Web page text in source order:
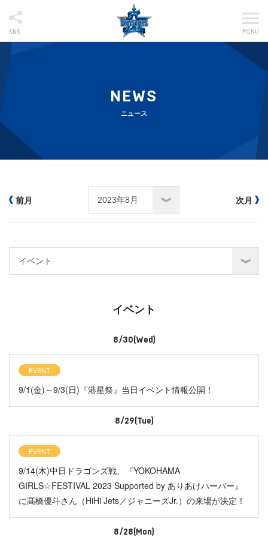
SNS MENU
NEWS
ニュース
前月 次月
イベント
8/30(Wed)
EVENT
9/1(金)～9/3(日)『港星祭』当日イベント情報公開！
8/29(Tue)
EVENT
9/14(木)中日ドラゴンズ戦、『YOKOHAMA
GIRLS☆FESTIVAL 2023 Supported by ありあけハーバー』
に髙橋優斗さん（HiHi Jets／ジャニーズJr.）の来場が決定！
8/28(Mon)